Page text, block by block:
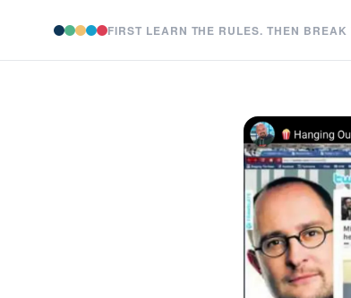
FIRST LEARN THE RULES. THEN BREAK